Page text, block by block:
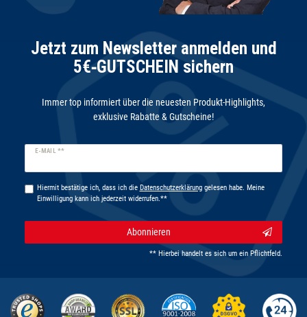
Jetzt zum Newsletter anmelden und
5€‑GUTSCHEIN sichern
Immer top informiert über die neuesten Produkt-Highlights,
exklusive Rabatte & Gutscheine!
E-MAIL **
Newsletter
Hiermit bestätige ich, dass ich die Daten­schutz­erklärunggelesen habe. Meine
Einwilligung kann ich jederzeit widerrufen.**
Abonnieren
** Hierbei handelt es sich um ein Pflichtfeld.